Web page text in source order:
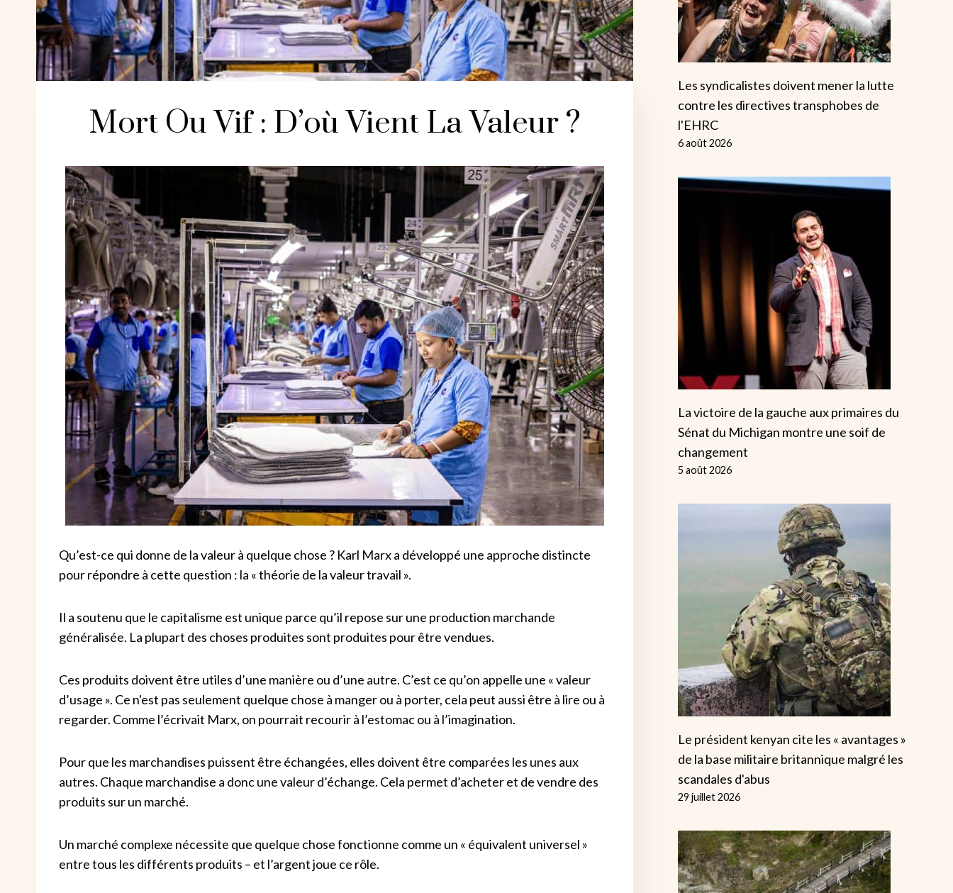
Mort Ou Vif : D’où Vient La Valeur ?
Qu’est-ce qui donne de la valeur à quelque chose ? Karl Marx a développé une approche distincte
pour répondre à cette question : la « théorie de la valeur travail ».
Il a soutenu que le capitalisme est unique parce qu’il repose sur une production marchande
généralisée. La plupart des choses produites sont produites pour être vendues.
Ces produits doivent être utiles d’une manière ou d’une autre. C’est ce qu’on appelle une « valeur
d’usage ». Ce n'est pas seulement quelque chose à manger ou à porter, cela peut aussi être à lire ou à
regarder. Comme l’écrivait Marx, on pourrait recourir à l’estomac ou à l’imagination.
Pour que les marchandises puissent être échangées, elles doivent être comparées les unes aux
autres. Chaque marchandise a donc une valeur d’échange. Cela permet d’acheter et de vendre des
produits sur un marché.
Un marché complexe nécessite que quelque chose fonctionne comme un « équivalent universel »
entre tous les différents produits – et l’argent joue ce rôle.
Les syndicalistes doivent mener la lutte
contre les directives transphobes de
l'EHRC
6 août 2026
La victoire de la gauche aux primaires du
Sénat du Michigan montre une soif de
changement
5 août 2026
Le président kenyan cite les « avantages »
de la base militaire britannique malgré les
scandales d'abus
29 juillet 2026